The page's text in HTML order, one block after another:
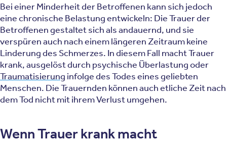
Bei einer Minderheit der Betroffenen kann sich jedoch
eine chronische Belastung entwickeln: Die Trauer der
Betroffenen gestaltet sich als andauernd, und sie
verspüren auch nach einem längeren Zeitraum keine
Linderung des Schmerzes. In diesem Fall macht Trauer
krank, ausgelöst durch psychische Überlastung oder
Traumatisierung infolge des Todes eines geliebten
Menschen. Die Trauernden können auch etliche Zeit nach
dem Tod nicht mit ihrem Verlust umgehen.
Wenn Trauer krank macht